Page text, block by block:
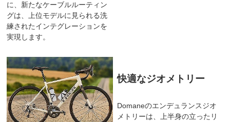
に、新たなケーブルルーティン
グは、上位モデルに見られる洗
練されたインテグレーションを
実現します。
快適なジオメトリー
Domaneのエンデュランスジオ
メトリーは、上半身の立ったリ